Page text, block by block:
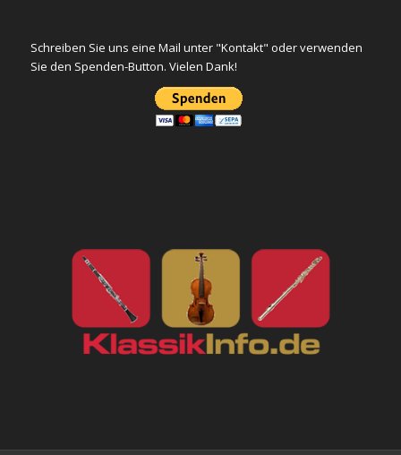
Schreiben Sie uns eine Mail unter "Kontakt" oder verwenden
Sie den Spenden-Button. Vielen Dank!